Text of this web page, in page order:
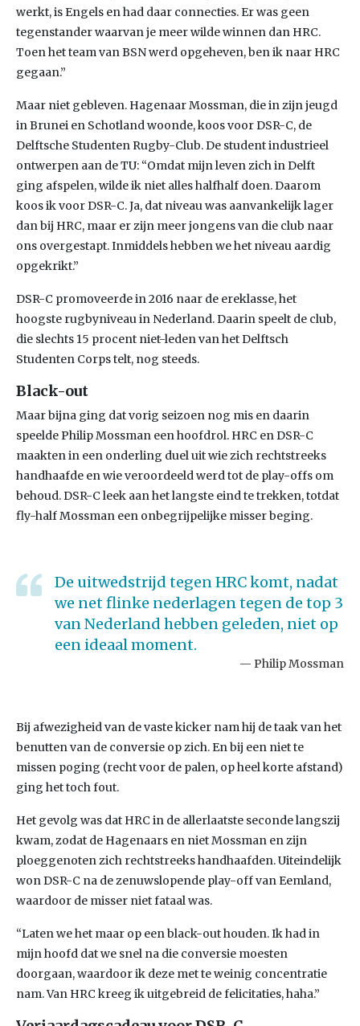
werkt, is Engels en had daar connecties. Er was geen
tegenstander waarvan je meer wilde winnen dan HRC.
Toen het team van BSN werd opgeheven, ben ik naar HRC
gegaan.”
Maar niet gebleven. Hagenaar Mossman, die in zijn jeugd
in Brunei en Schotland woonde, koos voor DSR-C, de
Delftsche Studenten Rugby-Club. De student industrieel
ontwerpen aan de TU: “Omdat mijn leven zich in Delft
ging afspelen, wilde ik niet alles halfhalf doen. Daarom
koos ik voor DSR-C. Ja, dat niveau was aanvankelijk lager
dan bij HRC, maar er zijn meer jongens van die club naar
ons overgestapt. Inmiddels hebben we het niveau aardig
opgekrikt.”
DSR-C promoveerde in 2016 naar de ereklasse, het
hoogste rugbyniveau in Nederland. Daarin speelt de club,
die slechts 15 procent niet-leden van het Delftsch
Studenten Corps telt, nog steeds.
Black-out
Maar bijna ging dat vorig seizoen nog mis en daarin
speelde Philip Mossman een hoofdrol. HRC en DSR-C
maakten in een onderling duel uit wie zich rechtstreeks
handhaafde en wie veroordeeld werd tot de play-offs om
behoud. DSR-C leek aan het langste eind te trekken, totdat
fly-half Mossman een onbegrijpelijke misser beging.
De uitwedstrijd tegen HRC komt, nadat
we net flinke nederlagen tegen de top 3
van Nederland hebben geleden, niet op
een ideaal moment.
Philip Mossman
Bij afwezigheid van de vaste kicker nam hij de taak van het
benutten van de conversie op zich. En bij een niet te
missen poging (recht voor de palen, op heel korte afstand)
ging het toch fout.
Het gevolg was dat HRC in de allerlaatste seconde langszij
kwam, zodat de Hagenaars en niet Mossman en zijn
ploeggenoten zich rechtstreeks handhaafden. Uiteindelijk
won DSR-C na de zenuwslopende play-off van Eemland,
waardoor de misser niet fataal was.
“Laten we het maar op een black-out houden. Ik had in
mijn hoofd dat we snel na die conversie moesten
doorgaan, waardoor ik deze met te weinig concentratie
nam. Van HRC kreeg ik uitgebreid de felicitaties, haha.”